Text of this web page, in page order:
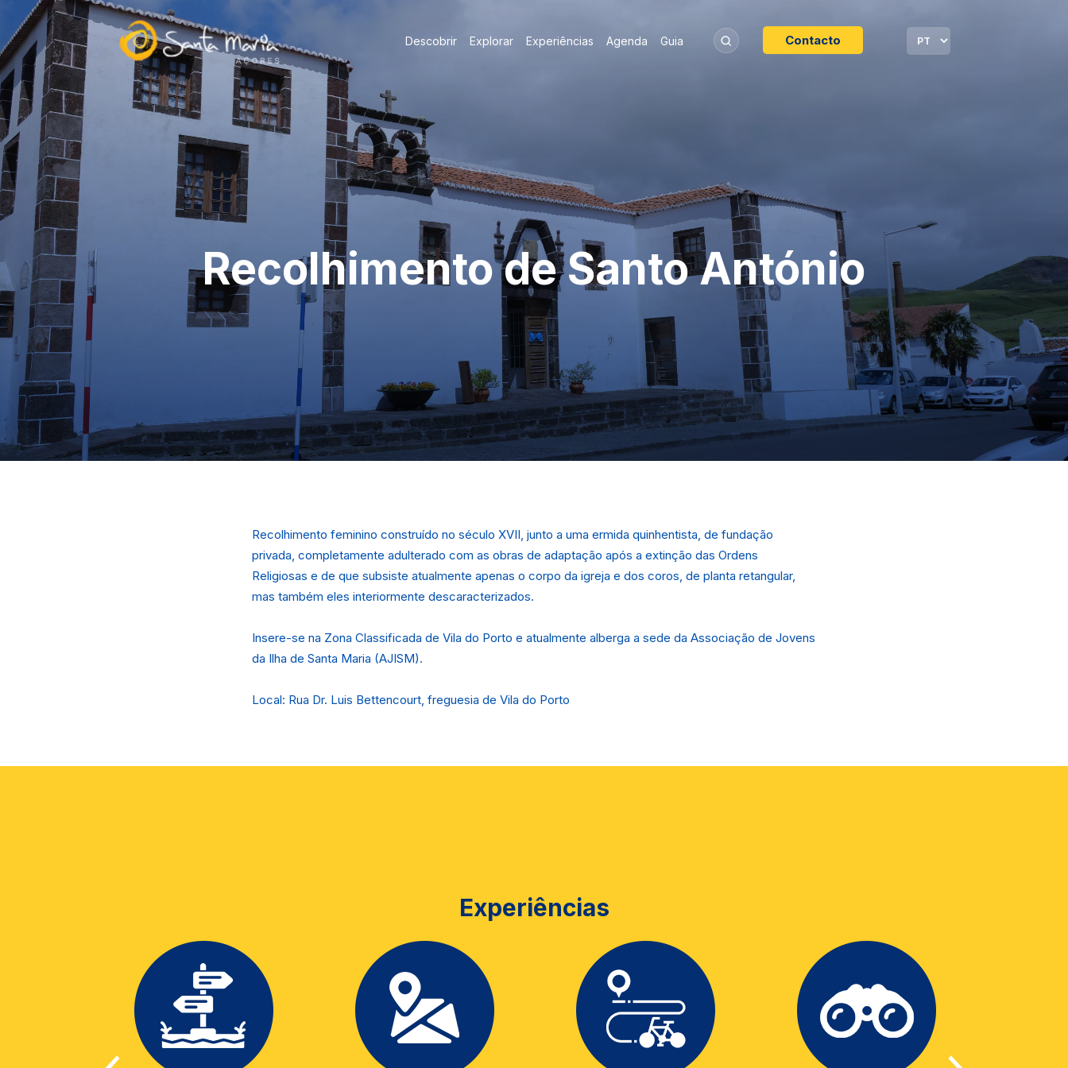
Descobrir Explorar Experiências Agenda Guia Contacto
Recolhimento de Santo António
Recolhimento feminino construído no século XVII, junto a uma ermida quinhentista, de fundação
privada, completamente adulterado com as obras de adaptação após a extinção das Ordens
Religiosas e de que subsiste atualmente apenas o corpo da igreja e dos coros, de planta retangular,
mas também eles interiormente descaracterizados.
Insere-se na Zona Classificada de Vila do Porto e atualmente alberga a sede da Associação de Jovens
da Ilha de Santa Maria (AJISM).
Local: Rua Dr. Luis Bettencourt, freguesia de Vila do Porto
Experiências